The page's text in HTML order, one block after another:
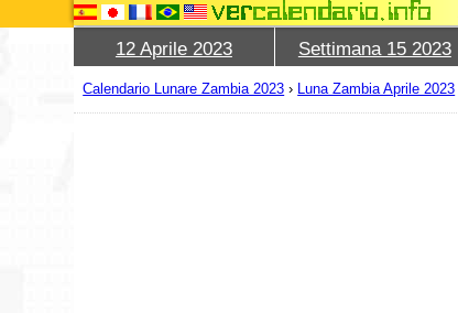
12 Aprile 2023 Settimana 15 2023
Calendario Lunare Zambia 2023 › Luna Zambia Aprile 2023